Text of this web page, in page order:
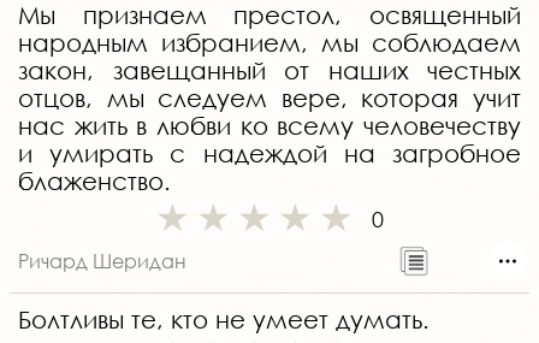
Мы признаем престол, освященный
народным избранием, мы соблюдаем
закон, завещанный от наших честных
отцов, мы следуем вере, которая учит
нас жить в любви ко всему человечеству
и умирать с надеждой на загробное
блаженство.
0
Ричард Шеридан
Болтливы те, кто не умеет думать.